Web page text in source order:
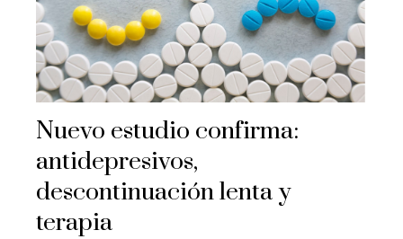
Nuevo estudio confirma:
antidepresivos,
descontinuación lenta y
terapia